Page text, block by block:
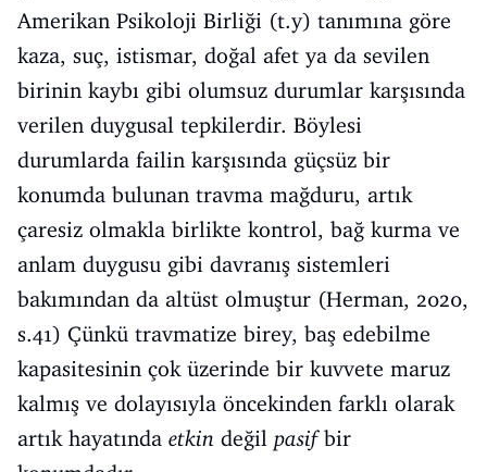
Amerikan Psikoloji Birliği (t.y) tanımına göre
kaza, suç, istismar, doğal afet ya da sevilen
birinin kaybı gibi olumsuz durumlar karşısında
verilen duygusal tepkilerdir. Böylesi
durumlarda failin karşısında güçsüz bir
konumda bulunan travma mağduru, artık
çaresiz olmakla birlikte kontrol, bağ kurma ve
anlam duygusu gibi davranış sistemleri
bakımından da altüst olmuştur (Herman, 2020,
s.41) Çünkü travmatize birey, baş edebilme
kapasitesinin çok üzerinde bir kuvvete maruz
kalmış ve dolayısıyla öncekinden farklı olarak
artık hayatında etkin değil pasifbir